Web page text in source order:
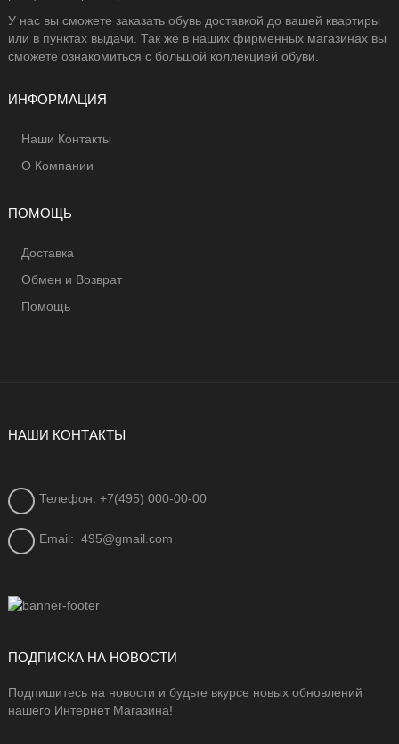
У нас вы сможете заказать обувь доставкой до вашей квартиры
или в пунктах выдачи. Так же в наших фирменных магазинах вы
сможете ознакомиться с большой коллекцией обуви.
ИНФОРМАЦИЯ
Наши Контакты
О Компании
ПОМОЩЬ
Доставка
Обмен и Возврат
Помощь
НАШИ КОНТАКТЫ
Телефон: +7(495) 000-00-00
Email: 495@gmail.com
ПОДПИСКА НА НОВОСТИ
Подпишитесь на новости и будьте вкурсе новых обновлений
нашего Интернет Магазина!